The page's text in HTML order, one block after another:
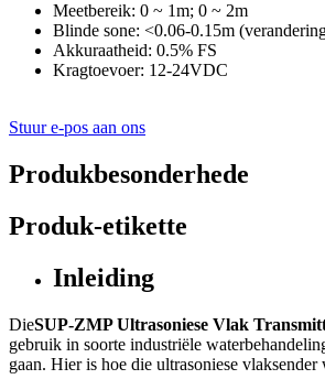
Meetbereik: 0 ~ 1m; 0 ~ 2m
Blinde sone: <0.06-0.15m
Akkuraatheid: 0.5% FS
Kragtoevoer: 12-24VDC
Stuur e-pos aan ons
Produkbesonderhede
Produk-etikette
Inleiding
DieSUP-ZMP Ultrasoniese Vlak
gebruik in soorte industriële
gaan. Hier is hoe die ultrasoniese vlaksender